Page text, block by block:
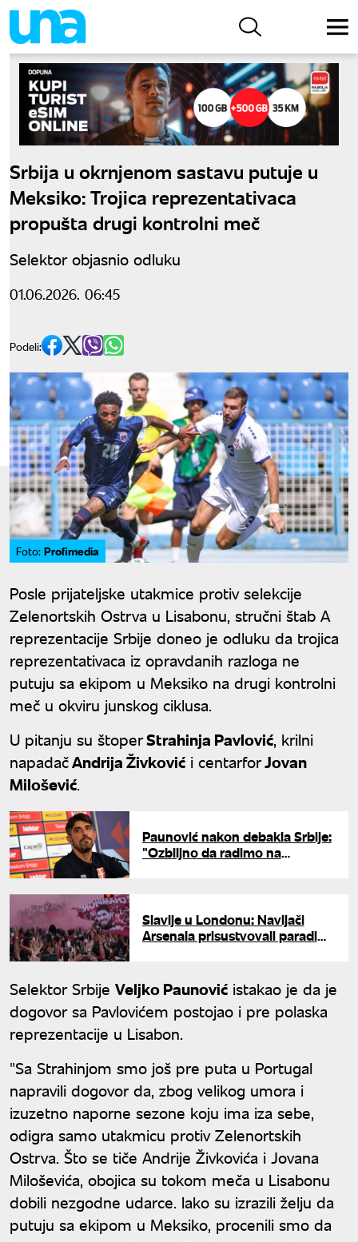
Srbija u okrnjenom sastavu putuje u
Meksiko: Trojica reprezentativaca
propušta drugi kontrolni meč
Selektor objasnio odluku
01.06.2026. 06:45
Podeli:
Foto: Profimedia
Posle prijateljske utakmice protiv selekcije
Zelenortskih Ostrva u Lisabonu, stručni štab A
reprezentacije Srbije doneo je odluku da trojica
reprezentativaca iz opravdanih razloga ne
putuju sa ekipom u Meksiko na drugi kontrolni
meč u okviru junskog ciklusa.
U pitanju su štoperStrahinja Pavlović, krilni
napadačAndrija Živković i centarforJovan
Milošević.
Paunović nakon debakla Srbije:
"Ozbiljno da radimo na
Slavlje u Londonu: Navijači
Arsenala prisustvovali paradi
Selektor Srbije Veljko Paunović istakao je da je
dogovor sa Pavlovićem postojao i pre polaska
reprezentacije u Lisabon.
"Sa Strahinjom smo još pre puta u Portugal
napravili dogovor da, zbog velikog umora i
izuzetno naporne sezone koju ima iza sebe,
odigra samo utakmicu protiv Zelenortskih
Ostrva. Što se tiče Andrije Živkovića i Jovana
Miloševića, obojica su tokom meča u Lisabonu
dobili nezgodne udarce. Iako su izrazili želju da
putuju sa ekipom u Meksiko, procenili smo da